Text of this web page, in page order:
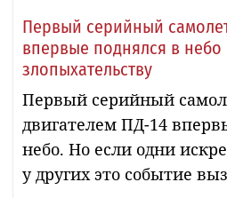
Первый серийный
впервые поднялся в небо
злопыхательству
Первый серийный
двигателем ПД-14
небо. Но если одни
у других это событие